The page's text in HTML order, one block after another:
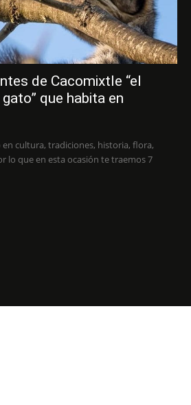
de Cacomixtle “el
que habita en
en cultura, tradiciones, historia, flora,
lo que en esta ocasión te traemos 7